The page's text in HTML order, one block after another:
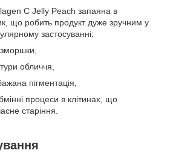
C Jelly Peach запаяна в
що робить продукт дуже зручним у
застосуванні:
обличчя,
пігментація,
процеси в клітинах, що
старіння.